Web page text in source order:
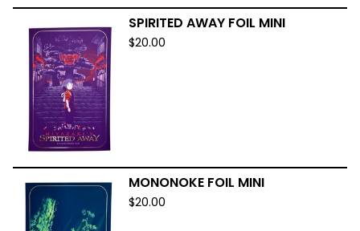
SPIRITED AWAY FOIL MINI
$20.00
MONONOKE FOIL MINI
$20.00